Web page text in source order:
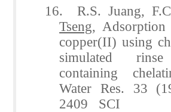
16. R.S. Juang,
Tseng,
copper(II) using
simulated
containing
Water Res. 33
2409 SCI